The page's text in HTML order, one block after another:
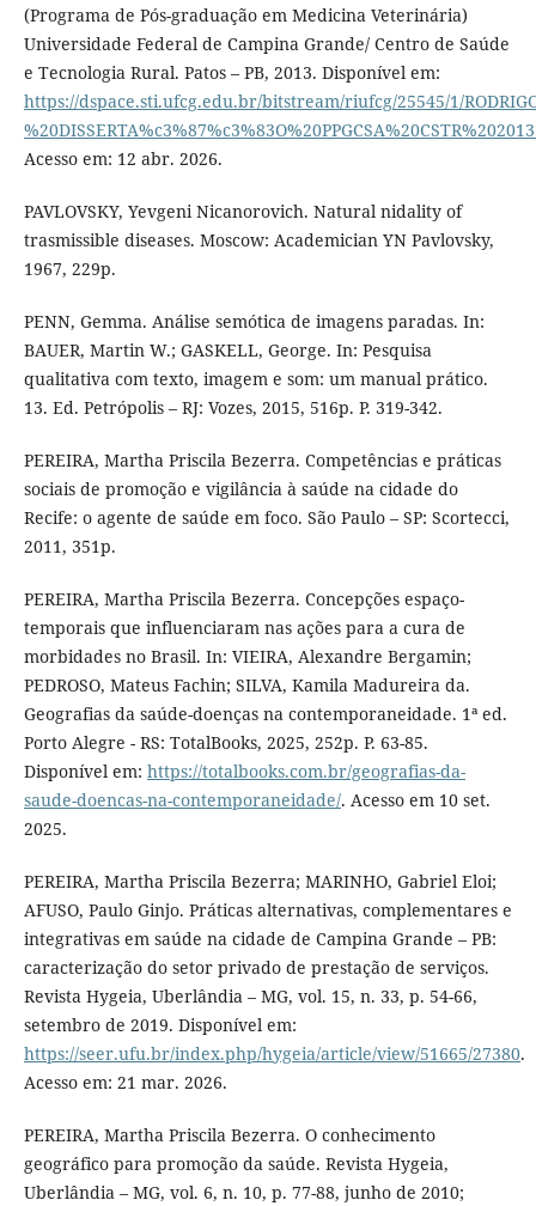
(Programa de Pós-graduação em Medicina Veterinária)
Universidade Federal de Campina Grande/ Centro de Saúde
e Tecnologia Rural. Patos – PB, 2013. Disponível em:
https://dspace.sti.ufcg.edu.br/bitstream/riufcg/25545/1/
Acesso em: 12 abr. 2026.
PAVLOVSKY, Yevgeni Nicanorovich. Natural nidality of
trasmissible diseases. Moscow: Academician YN Pavlovsky,
1967, 229p.
PENN, Gemma. Análise semótica de imagens paradas. In:
BAUER, Martin W.; GASKELL, George. In: Pesquisa
qualitativa com texto, imagem e som: um manual prático.
13. Ed. Petrópolis – RJ: Vozes, 2015, 516p. P. 319-342.
PEREIRA, Martha Priscila Bezerra. Competências e práticas
sociais de promoção e vigilância à saúde na cidade do
Recife: o agente de saúde em foco. São Paulo – SP: Scortecci,
2011, 351p.
PEREIRA, Martha Priscila Bezerra. Concepções espaço-
temporais que influenciaram nas ações para a cura de
morbidades no Brasil. In: VIEIRA, Alexandre Bergamin;
PEDROSO, Mateus Fachin; SILVA, Kamila Madureira da.
Geografias da saúde-doenças na contemporaneidade. 1ª ed.
Porto Alegre - RS: TotalBooks, 2025, 252p. P. 63-85.
Disponível em: https://totalbooks.com.br/geografias-da-
saude-doencas-na-contemporaneidade/. Acesso em 10 set.
2025.
PEREIRA, Martha Priscila Bezerra; MARINHO, Gabriel Eloi;
AFUSO, Paulo Ginjo. Práticas alternativas, complementares e
integrativas em saúde na cidade de Campina Grande – PB:
caracterização do setor privado de prestação de serviços.
Revista Hygeia, Uberlândia – MG, vol. 15, n. 33, p. 54-66,
setembro de 2019. Disponível em:
https://seer.ufu.br/index.php/hygeia/article/view/51665/27380.
Acesso em: 21 mar. 2026.
PEREIRA, Martha Priscila Bezerra. O conhecimento
geográfico para promoção da saúde. Revista Hygeia,
Uberlândia – MG, vol. 6, n. 10, p. 77-88, junho de 2010;